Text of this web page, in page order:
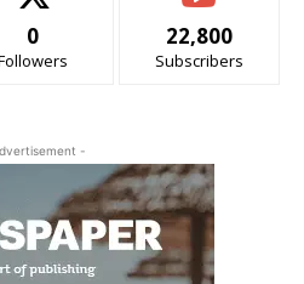
0 22,800
Subscribers
-